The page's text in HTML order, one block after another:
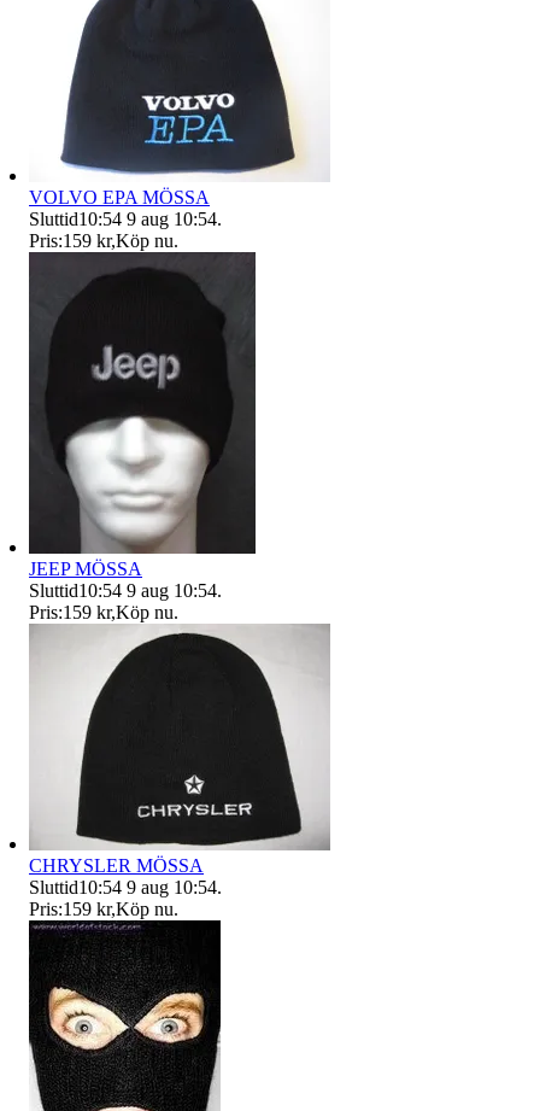
VOLVO EPA MÖSSA
Sluttid10:54 9 aug 10:54.
Pris:159 kr,Köp nu.
JEEP MÖSSA
Sluttid10:54 9 aug 10:54.
Pris:159 kr,Köp nu.
CHRYSLER MÖSSA
Sluttid10:54 9 aug 10:54.
Pris:159 kr,Köp nu.